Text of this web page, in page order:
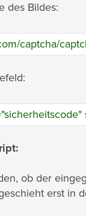
des Bildes:
captcha/
ob der
erst in